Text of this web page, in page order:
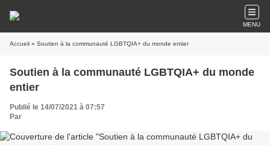
MENU
Accueil » Soutien à la communauté LGBTQIA+ du monde entier
Soutien à la communauté LGBTQIA+ du monde
entier
Publié le 14/07/2021 à 07:57
Par